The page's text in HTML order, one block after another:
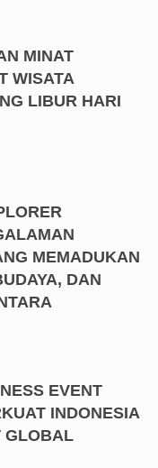
MINAT
WISATA
LIBUR HARI
MEMADUKAN
DAN
EVENT
INDONESIA
GLOBAL